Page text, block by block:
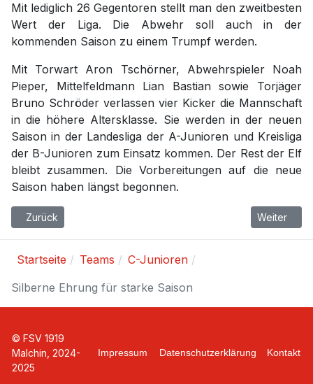
Mit lediglich 26 Gegentoren stellt man den zweitbesten
Wert der Liga. Die Abwehr soll auch in der
kommenden Saison zu einem Trumpf werden.
Mit Torwart Aron Tschörner, Abwehrspieler Noah
Pieper, Mittelfeldmann Lian Bastian sowie Torjäger
Bruno Schröder verlassen vier Kicker die Mannschaft
in die höhere Altersklasse. Sie werden in der neuen
Saison in der Landesliga der A-Junioren und Kreisliga
der B-Junioren zum Einsatz kommen. Der Rest der Elf
bleibt zusammen. Die Vorbereitungen auf die neue
Saison haben längst begonnen.
Vorheriger Beitrag: C-Junioren vs Hansa Rostock (w) 3:1
Zurück Nächster
Weiter
Startseite Teams
C-Junioren
Silberne Ehrung für starke Saison
© FSV 1919
Malchin, 2024-
2025
Impressum Datenschutzerklärung Kontakt